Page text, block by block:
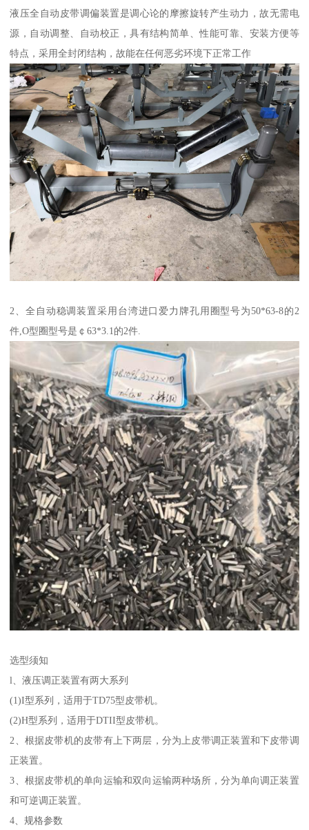
液压全自动皮带调偏装置是调心论的摩擦旋转产生动力，故无需电
源，自动调整、自动校正，具有结构简单、性能可靠、安装方便等
特点，采用全封闭结构，故能在任何恶劣环境下正常工作
2、全自动稳调装置采用台湾进口爱力牌孔用圈型号为50*63-8的2
件,O型圈型号是￠63*3.1的2件.
选型须知
l、液压调正装置有两大系列
(1)I型系列，适用于TD75型皮带机。
(2)H型系列，适用于DTII型皮带机。
2、根据皮带机的皮带有上下两层，分为上皮带调正装置和下皮带调
正装置。
3、根据皮带机的单向运输和双向运输两种场所，分为单向调正装置
和可逆调正装置。
4、规格参数